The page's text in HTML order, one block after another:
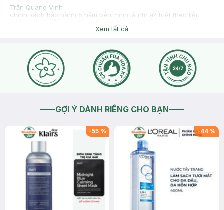
Trần Quang Vinh
chính sách bảo hành 5 năm bên mình là ntn ạ? triệt theo liệu
Dạ, gói bảo hành 5 năm nghĩa là sau khi anh/chị hoàn tất đủ
8 buổi liệu trình triệt nách, nếu lông vẫn mọc trở lại thì bên
em sẽ hỗ trợ triệt lại hoàn toàn miễn phí, không phát sinh
thêm chi phí và cũng không giới hạn số lần trong suốt 5 năm
bảo hành. ** Lưu ý nhỏ: mỗi lần triệt cách lần trước ít nhất 27
ngày để đảm bảo hiệu quả tốt nhất ạ.
Xem tất cả
GỢI Ý DÀNH RIÊNG CHO BẠN
-55 % -44 %